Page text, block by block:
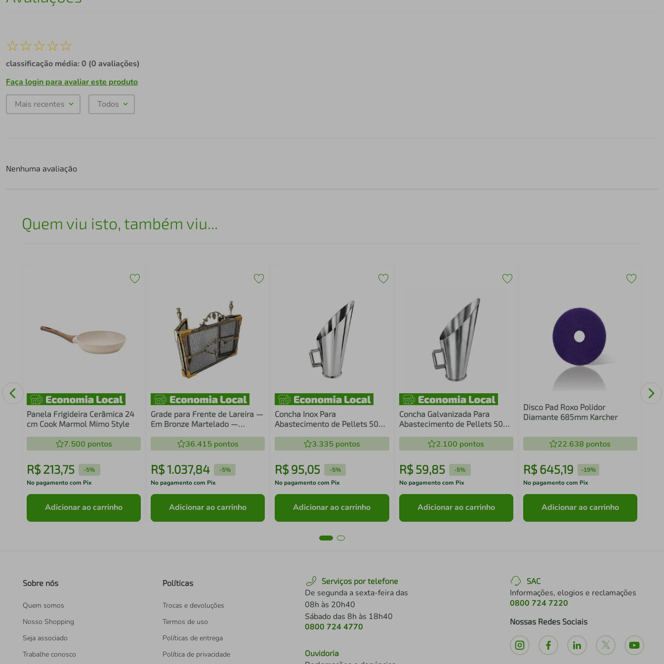
☆☆☆☆☆
classificação média: 0 (0 avaliações)
Faça login para avaliar este produto
Mais recentes Todos
Nenhuma avaliação
Quem viu isto, também viu...
Panela Frigideira Cerâmica 24
cm Cook Marmol Mimo Style
7.500 pontos
R$ 213,75 -5%
No pagamento com Pix
Adicionar ao carrinho
Grade para Frente de Lareira —
Em Bronze Martelado —
36.415pontos
R$1.037,84 -5%
No pagamento com Pix
Adicionar ao carrinho
Concha Inox Para
Abastecimento de Pellets 500
3.335pontos
R$95,05 -5%
No pagamento com Pix
Adicionar ao carrinho
Concha Galvanizada Para
Abastecimento de Pellets 500
2.100 pontos
R$ 59,85 -5%
No pagamento com Pix
Adicionar ao carrinho
Disco Pad Roxo Polidor
Diamante 685mm Karcher
22.638 pontos
R$ 645,19 -19%
No pagamento com Pix
Adicionar ao carrinho
Sobre nós
Quem somos
Nosso Shopping
Seja associado
Trabalhe conosco
Políticas
Trocas e devoluções
Termos de uso
Políticas de entrega
Política de privacidade
Serviços por telefone
De segunda a sexta-feira das
08h às 20h40
Sábado das 8h às 18h40
0800 724 4770
Ouvidoria
SAC
Informações, elogios e reclamações
0800 724 7220
Nossas Redes Sociais